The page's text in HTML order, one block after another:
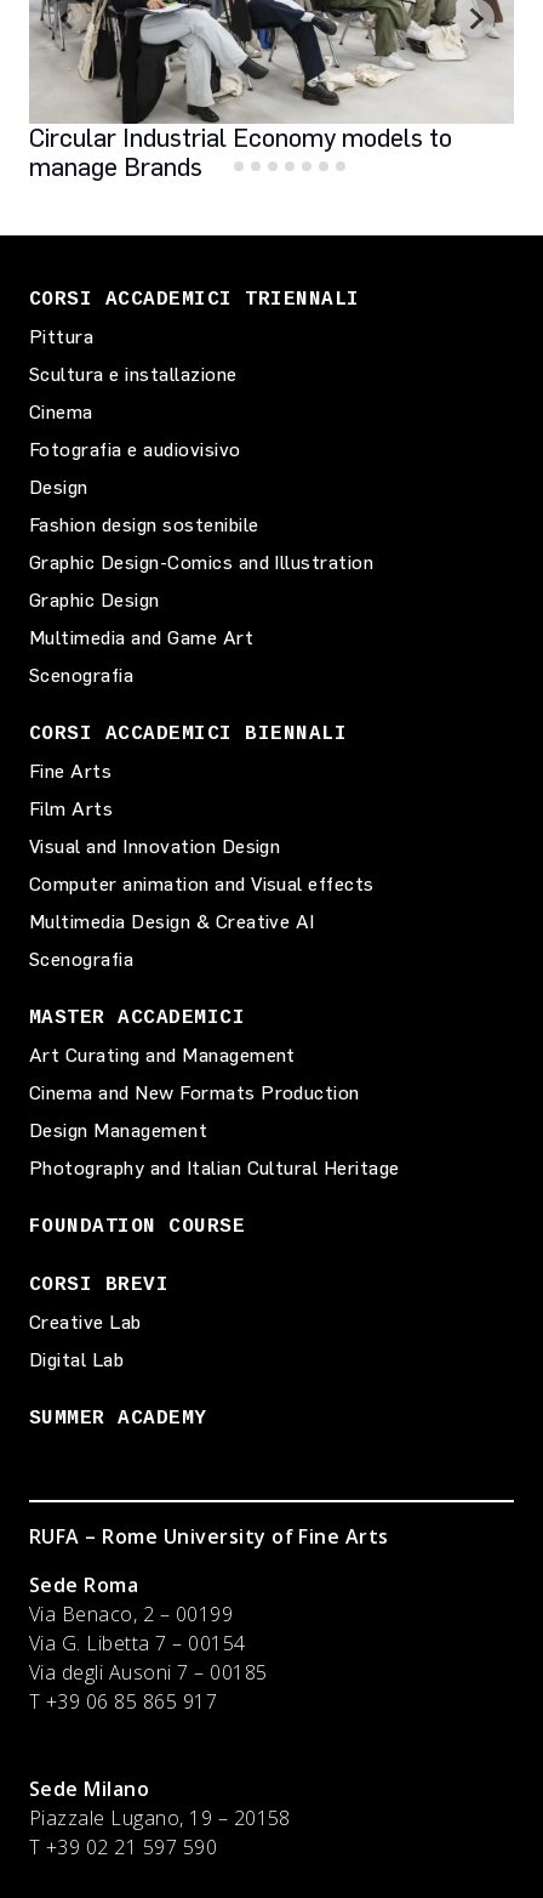
Circular Industrial Economy models to
manage Brands
CORSI ACCADEMICI TRIENNALI
Pittura
Scultura e installazione
Cinema
Fotografia e audiovisivo
Design
Fashion design sostenibile
Graphic Design-Comics and Illustration
Graphic Design
Multimedia and Game Art
Scenografia
CORSI ACCADEMICI BIENNALI
Fine Arts
Film Arts
Visual and Innovation Design
Computer animation and Visual effects
Multimedia Design & Creative AI
Scenografia
MASTER ACCADEMICI
Art Curating and Management
Cinema and New Formats Production
Design Management
Photography and Italian Cultural Heritage
FOUNDATION COURSE
CORSI BREVI
Creative Lab
Digital Lab
SUMMER ACADEMY
RUFA – Rome University of Fine Arts
Sede Roma
Via Benaco, 2 – 00199
Via G. Libetta 7 – 00154
Via degli Ausoni 7 – 00185
T +39 06 85 865 917
Sede Milano
Piazzale Lugano, 19 – 20158
T +39 02 21 597 590